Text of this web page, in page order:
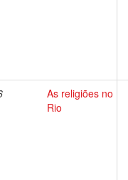
As religiões no
Rio